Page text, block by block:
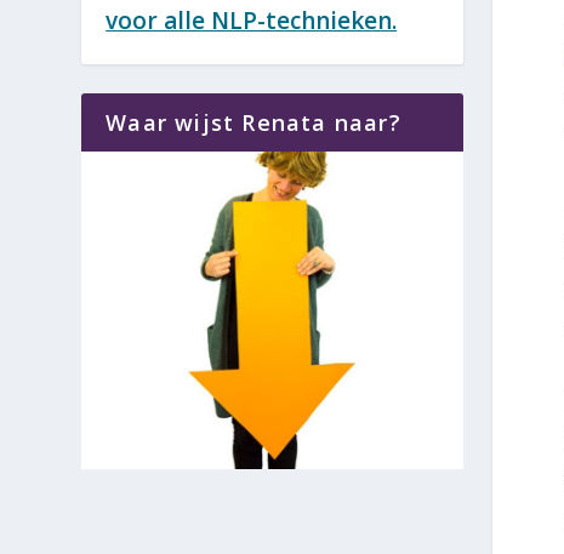
voor alle NLP-technieken.
Waar wijst Renata naar?